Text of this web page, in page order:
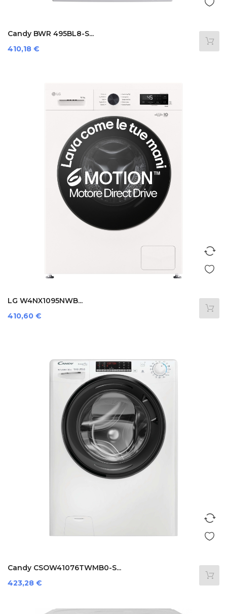
Candy BWR 495BL8-S...
Preis
410,18 €
LG W4NX1095NWB...
Preis
410,60 €
Candy CSOW41076TWMB0-S...
Preis
423,28 €